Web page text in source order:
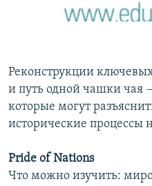
Հայերեն
Русский
Все сайты Радио
Реконструкции
и путь одной чашки чая
которые могут
исторические процессы
Pride of Nations
Что можно изучить: